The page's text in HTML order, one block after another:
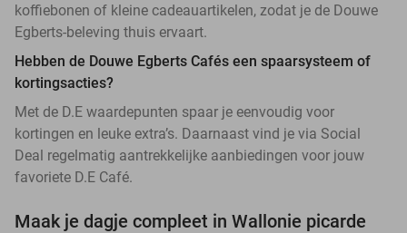
koffiebonen of kleine cadeauartikelen, zodat je de Douwe
Egberts-beleving thuis ervaart.
Hebben de Douwe Egberts Cafés een spaarsysteem of
kortingsacties?
Met de D.E waardepunten spaar je eenvoudig voor
kortingen en leuke extra’s. Daarnaast vind je via Social
Deal regelmatig aantrekkelijke aanbiedingen voor jouw
favoriete D.E Café.
Maak je dagje compleet in Wallonie picarde